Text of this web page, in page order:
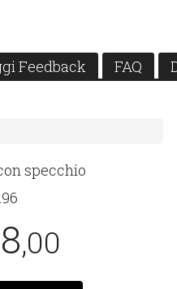
Feedback FAQ
specchio
,00